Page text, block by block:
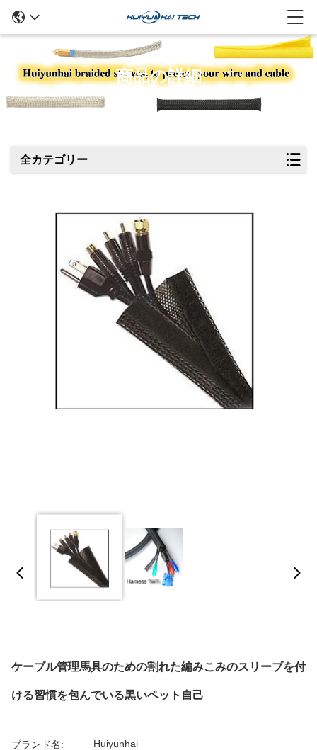
商品の詳細
全カテゴリー
ケーブル管理馬具のための割れた編みこみのスリーブを付
ける習慣を包んでいる黒いペット自己
ブランド名: Huiyunhai